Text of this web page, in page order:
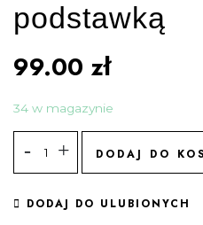
podstawką
99.00 zł
34 w magazynie
DODAJ DO
DODAJ DO ULUBIONYCH